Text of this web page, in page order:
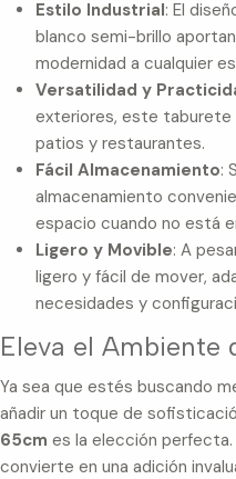
Estilo Industrial: El
blanco semi-brillo
modernidad a cualquier
Versatilidad y
exteriores, este taburete
patios y restaurantes.
Fácil Almacenamiento:
almacenamiento
espacio cuando no está
Ligero y Movible: A
ligero y fácil de mover,
necesidades y
Eleva el Ambiente
Ya sea que estés buscando
añadir un toque de
65cm es la elección
convierte en una adición